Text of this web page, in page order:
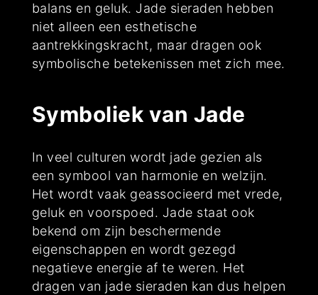
balans en geluk. Jade sieraden hebben
niet alleen een esthetische
aantrekkingskracht, maar dragen ook
symbolische betekenissen met zich mee.
Symboliek van Jade
In veel culturen wordt jade gezien als
een symbool van harmonie en welzijn.
Het wordt vaak geassocieerd met vrede,
geluk en voorspoed. Jade staat ook
bekend om zijn beschermende
eigenschappen en wordt gezegd
negatieve energie af te weren. Het
dragen van jade sieraden kan dus helpen